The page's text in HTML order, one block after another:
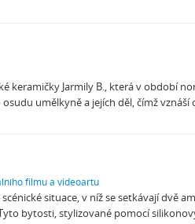
keramičky Jarmily B., která v období
umělkyně a jejích děl, čímž
filmu a videoartu
situace, v níž se setkávají dvě
bytosti, stylizované pomocí